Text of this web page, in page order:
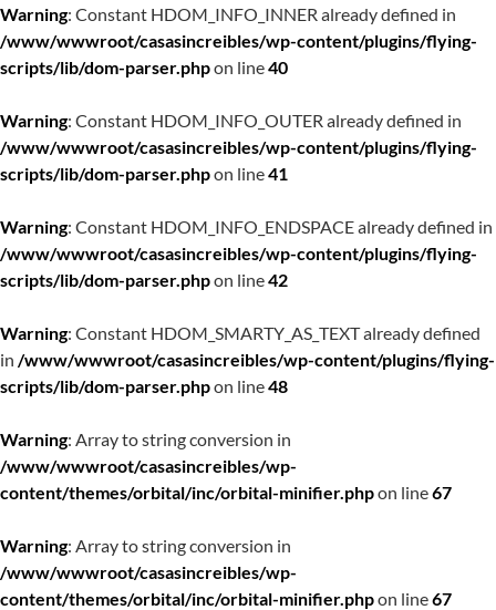
Warning: Constant HDOM_INFO_INNER already defined in
/www/wwwroot/casasincreibles/wp-content/plugins/flying-
scripts/lib/dom-parser.phpon line40
Warning: Constant HDOM_INFO_OUTER already defined in
/www/wwwroot/casasincreibles/wp-content/plugins/flying-
scripts/lib/dom-parser.phpon line41
Warning: Constant HDOM_INFO_ENDSPACE already defined in
/www/wwwroot/casasincreibles/wp-content/plugins/flying-
scripts/lib/dom-parser.phpon line42
Warning: Constant HDOM_SMARTY_AS_TEXT already defined
in /www/wwwroot/casasincreibles/wp-content/plugins/flying-
scripts/lib/dom-parser.phpon line48
Warning: Array to string conversion in
/www/wwwroot/casasincreibles/wp-
content/themes/orbital/inc/orbital-minifier.phpon line67
Warning: Array to string conversion in
/www/wwwroot/casasincreibles/wp-
content/themes/orbital/inc/orbital-minifier.phpon line67